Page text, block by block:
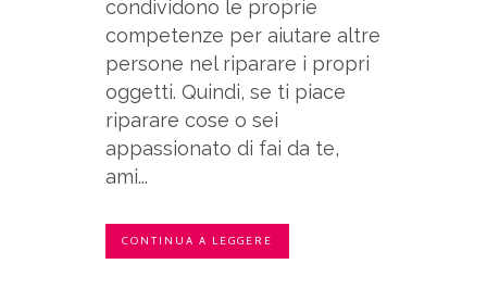
condividono le proprie
competenze per aiutare altre
persone nel riparare i propri
oggetti. Quindi, se ti piace
riparare cose o sei
appassionato di fai da te,
ami...
CONTINUA A LEGGERE